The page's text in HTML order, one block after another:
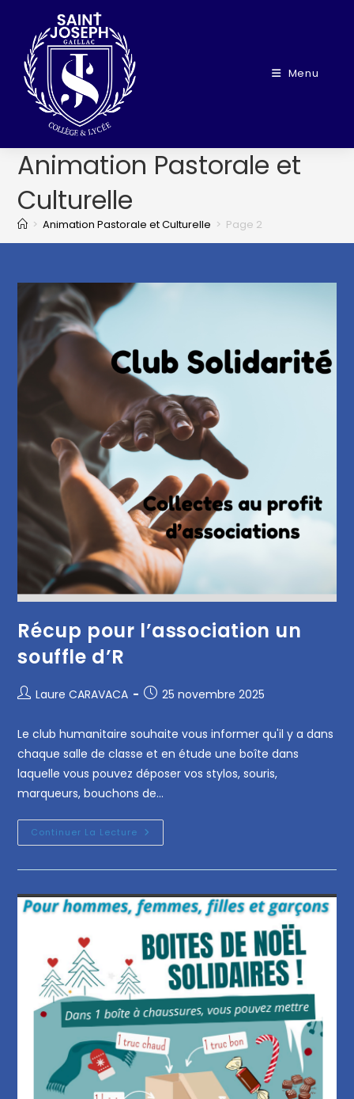
Menu
Animation Pastorale et
Culturelle
> Animation Pastorale et Culturelle > Page 2
Récup pour l’association un
souffle d’R
Laure CARAVACA 25 novembre 2025
Le club humanitaire souhaite vous informer qu'il y a dans
chaque salle de classe et en étude une boîte dans
laquelle vous pouvez déposer vos stylos, souris,
marqueurs, bouchons de…
Continuer La Lecture